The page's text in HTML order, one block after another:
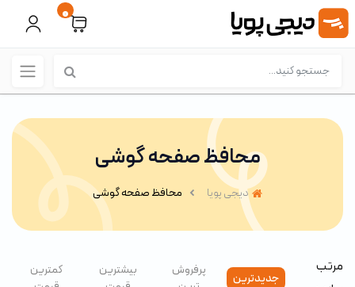
0
محافظ صفحه گوشی
دیجی پویا محافظ صفحه گوشی
مرتب
جدیدترین
پرفروش
بیشترین
کمترین